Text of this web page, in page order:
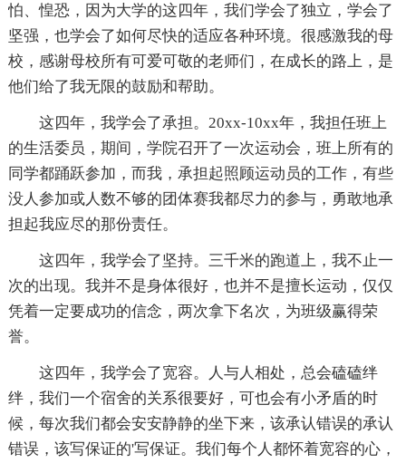
怕、惶恐，因为大学的这四年，我们学会了独立，学会了
坚强，也学会了如何尽快的适应各种环境。很感激我的母
校，感谢母校所有可爱可敬的老师们，在成长的路上，是
他们给了我无限的鼓励和帮助。
这四年，我学会了承担。20xx-10xx年，我担任班上
的生活委员，期间，学院召开了一次运动会，班上所有的
同学都踊跃参加，而我，承担起照顾运动员的工作，有些
没人参加或人数不够的团体赛我都尽力的参与，勇敢地承
担起我应尽的那份责任。
这四年，我学会了坚持。三千米的跑道上，我不止一
次的出现。我并不是身体很好，也并不是擅长运动，仅仅
凭着一定要成功的信念，两次拿下名次，为班级赢得荣
誉。
这四年，我学会了宽容。人与人相处，总会磕磕绊
绊，我们一个宿舍的关系很要好，可也会有小矛盾的时
候，每次我们都会安安静静的坐下来，该承认错误的承认
错误，该写保证的'写保证。我们每个人都怀着宽容的心，